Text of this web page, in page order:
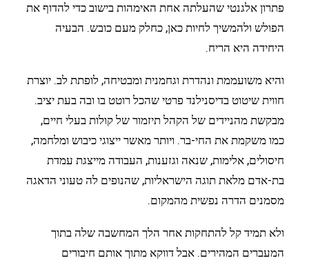
פתרון אלגנטי שהעלתה אחת האימהות בישוב כדי להדוף את
הפולש ולהמשיך לחיות כאן, כחלק מעם כובש. הבעיה
היחידה היא הריח.
והיא משועממת ונהדרת וגחמנית ומבטיחה, לופתת לב. יוצרת
חווית שיטוט בדיסנילנד פרטי שהכל רוטט בו ובה בעת יציב.
מבקשת מהניידים של הקהל תיזמור של קולות בעלי חיים,
כמו משקמת את החי-בר. ויותר מאשר ייצוגי כיבוש ומלחמה,
חיסולים, אלימות, שנאה וגזענות, העבודה מייצגת עמדת
בת-אדם מלאת תוגה הישראליות, שהנופים לה טעוני הדאגה
מסמנים הדרה נפשית מהמקום.
ולא תמיד קל להתחקות אחר הלך המחשבה שלה בתוך
המעברים המהירים. אבל דווקא מתוך אותם חיבורים